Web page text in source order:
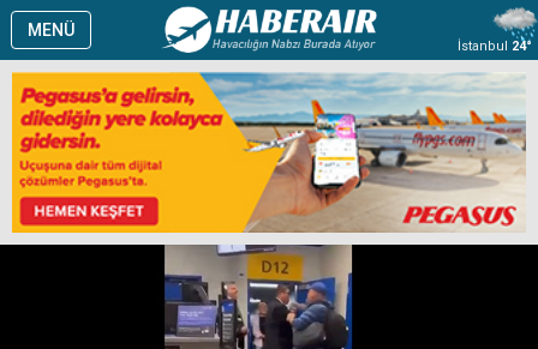
MENÜ
İstanbul 24°